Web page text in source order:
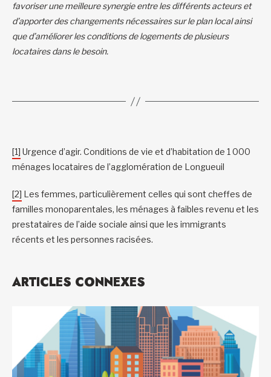
favoriser une meilleure synergie entre les différents acteurs et
d’apporter des changements nécessaires sur le plan local ainsi
que d’améliorer les conditions de logements de plusieurs
locataires dans le besoin.
[1] Urgence d’agir. Conditions de vie et d’habitation de 1 000
ménages locataires de l’agglomération de Longueuil
[2] Les femmes, particulièrement celles qui sont cheffes de
familles monoparentales, les ménages à faibles revenu et les
prestataires de l’aide sociale ainsi que les immigrants
récents et les personnes racisées.
ARTICLES CONNEXES